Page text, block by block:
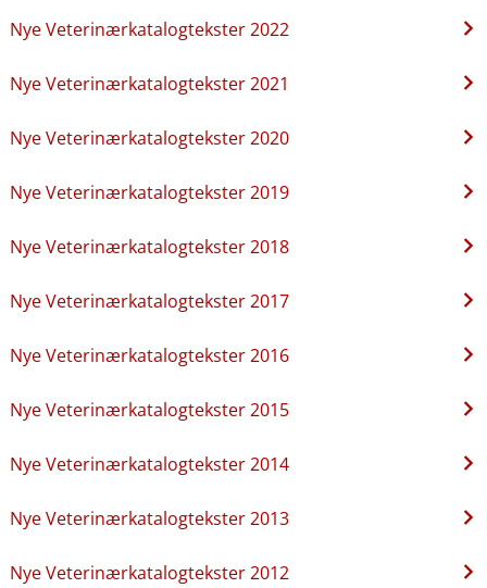
Nye Veterinærkatalogtekster 2022
Nye Veterinærkatalogtekster 2021
Nye Veterinærkatalogtekster 2020
Nye Veterinærkatalogtekster 2019
Nye Veterinærkatalogtekster 2018
Nye Veterinærkatalogtekster 2017
Nye Veterinærkatalogtekster 2016
Nye Veterinærkatalogtekster 2015
Nye Veterinærkatalogtekster 2014
Nye Veterinærkatalogtekster 2013
Nye Veterinærkatalogtekster 2012